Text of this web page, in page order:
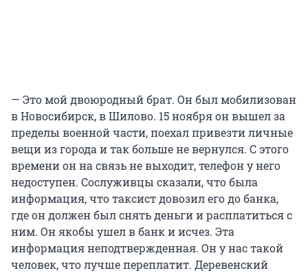
— Это мой двоюродный брат. Он был мобилизован
в Новосибирск, в Шилово. 15 ноября он вышел за
пределы военной части, поехал привезти личные
вещи из города и так больше не вернулся. С этого
времени он на связь не выходит, телефон у него
недоступен. Сослуживцы сказали, что была
информация, что таксист довозил его до банка,
где он должен был снять деньги и расплатиться с
ним. Он якобы ушел в банк и исчез. Эта
информация неподтвержденная. Он у нас такой
человек, что лучше переплатит. Деревенский